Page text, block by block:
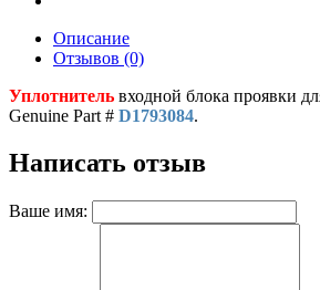
Описание
Отзывов (0)
Уплотнитель входной блока проявки
Genuine Part # D1793084.
Написать отзыв
Ваше имя: